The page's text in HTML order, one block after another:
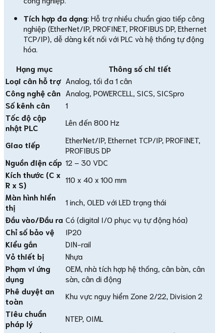
Tích hợp đa dạng: Hỗ trợ nhiều chuẩn giao tiếp công
nghiệp (EtherNet/IP, PROFINET, PROFIBUS DP, Ethernet
TCP/IP), dễ dàng kết nối với PLC và hệ thống tự động
hóa.
Hạng mục
Thông số chi tiết
Loại cân hỗ trợ Analog, tối đa 1 cân
Công nghệ cân Analog, POWERCELL, SICS, SICSpro
Số kênh cân
1
Tốc độ cập
nhật PLC
Lên đến 800 Hz
Giao tiếp
EtherNet/IP, Ethernet TCP/IP, PROFINET,
PROFIBUS DP
Nguồn điện cấp 12 – 30 VDC
Kích thước (C x
R x S)
110 x 40 x 100 mm
Màn hình hiển
thị
1 inch, OLED với LED trạng thái
Đầu vào/Đầu ra Có (digital I/O phục vụ tự động hóa)
Chỉ số bảo vệ
IP20
Kiểu gắn
DIN-rail
Vỏ thiết bị
Nhựa
Phạm vi ứng
dụng
OEM, nhà tích hợp hệ thống, cân bàn, cân
sàn, cân di động
Phê duyệt an
toàn
Khu vực nguy hiểm Zone 2/22, Division 2
Tiêu chuẩn
pháp lý
NTEP, OIML